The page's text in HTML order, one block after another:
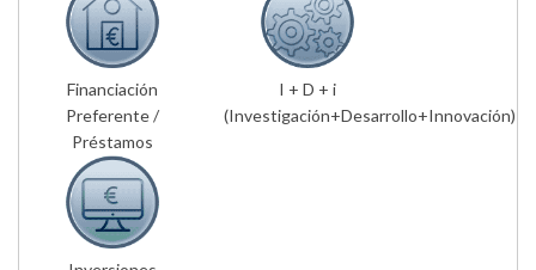
Financiación
Preferente /
Préstamos
I + D + i
(Investigación+Desarrollo+Innovación)